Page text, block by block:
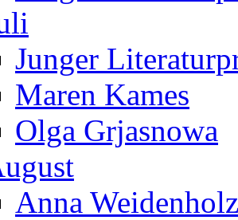
Junger
Maren Kames
Olga Grjasnowa
Anna